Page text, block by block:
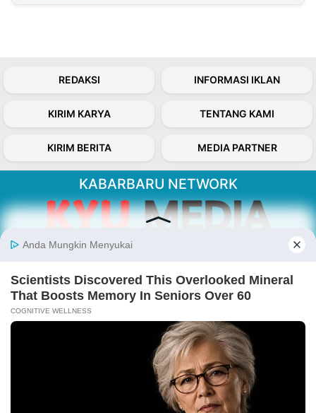
REDAKSI INFORMASI IKLAN
KIRIM KARYA TENTANG KAMI
KIRIM BERITA MEDIA PARTNER
KABARBARU NETWORK
Kabarbaru.co menyajikan berita aktual dan
inspiratif dari sudut pandang berbaik sangka
serta terverifikasi dari sumber yang tepat.
Follow Kabarbaru